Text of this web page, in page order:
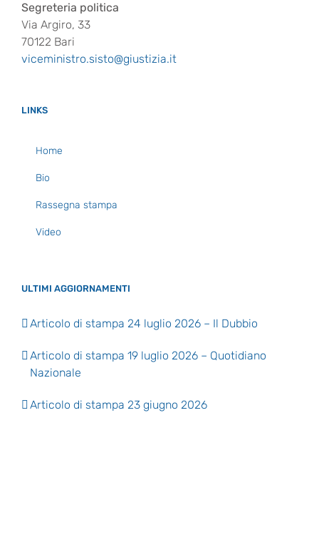
Segreteria politica
Via Argiro, 33
70122 Bari
viceministro.sisto@giustizia.it
LINKS
Home
Bio
Rassegna stampa
Video
ULTIMI AGGIORNAMENTI
Articolo di stampa 24 luglio 2026 – Il Dubbio
Articolo di stampa 19 luglio 2026 – Quotidiano
Nazionale
Articolo di stampa 23 giugno 2026